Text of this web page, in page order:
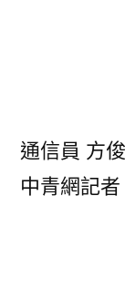
通信員 方
中青網記